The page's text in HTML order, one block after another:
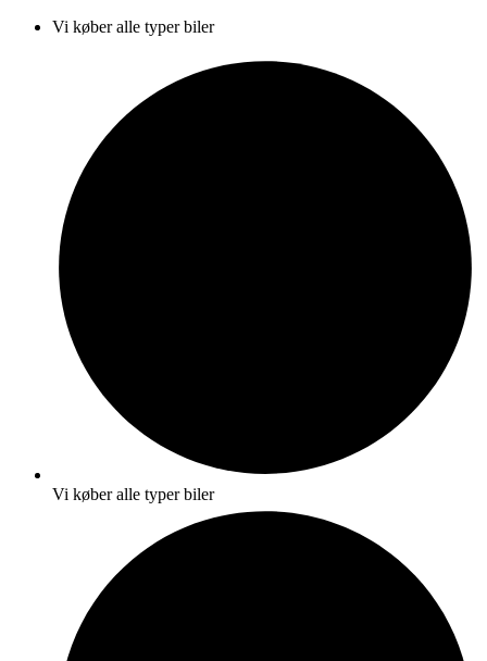
Vi køber alle typer biler
Vi køber alle typer biler